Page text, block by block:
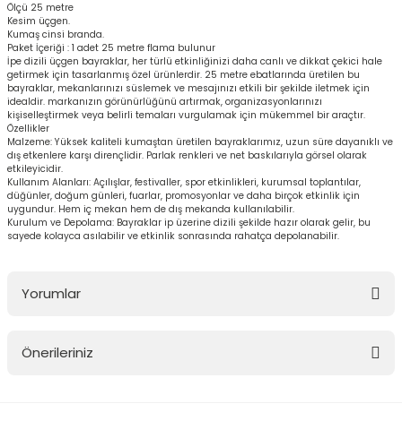
Ölçü 25 metre
Kesim üçgen.
Kumaş cinsi branda.
Paket İçeriği : 1 adet 25 metre flama bulunur
İpe dizili üçgen bayraklar, her türlü etkinliğinizi daha canlı ve dikkat çekici hale
getirmek için tasarlanmış özel ürünlerdir. 25 metre ebatlarında üretilen bu
bayraklar, mekanlarınızı süslemek ve mesajınızı etkili bir şekilde iletmek için
idealdir. markanızın görünürlüğünü artırmak, organizasyonlarınızı
kişiselleştirmek veya belirli temaları vurgulamak için mükemmel bir araçtır.
Özellikler
Malzeme: Yüksek kaliteli kumaştan üretilen bayraklarımız, uzun süre dayanıklı ve
dış etkenlere karşı dirençlidir. Parlak renkleri ve net baskılarıyla görsel olarak
etkileyicidir.
Kullanım Alanları: Açılışlar, festivaller, spor etkinlikleri, kurumsal toplantılar,
düğünler, doğum günleri, fuarlar, promosyonlar ve daha birçok etkinlik için
uygundur. Hem iç mekan hem de dış mekanda kullanılabilir.
Kurulum ve Depolama: Bayraklar ip üzerine dizili şekilde hazır olarak gelir, bu
sayede kolayca asılabilir ve etkinlik sonrasında rahatça depolanabilir.
Yorumlar
Önerileriniz